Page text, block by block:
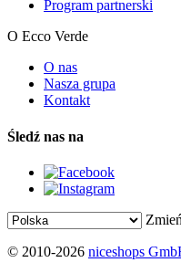
Program partnerski
O Ecco Verde
O nas
Nasza grupa
Kontakt
Śledź nas na
© 2010-2026 niceshops